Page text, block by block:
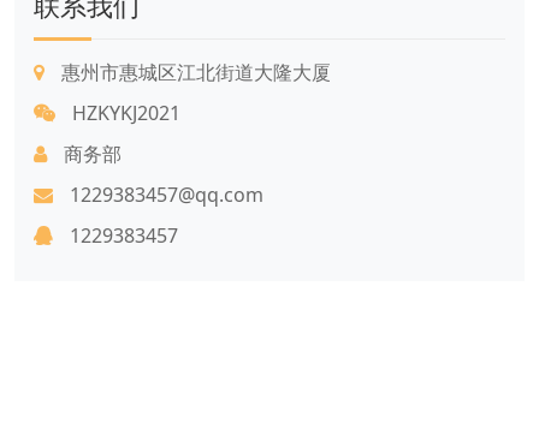
惠州市惠城区江北街道大隆大厦
HZKYKJ2021
商务部
1229383457@qq.com
1229383457